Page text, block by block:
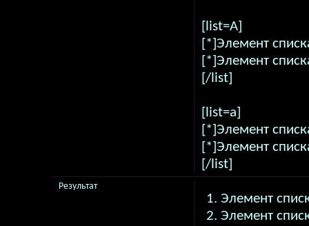
[list=A]
[*]Элемент
[*]Элемент
[/list]
[list=a]
[*]Элемент
[*]Элемент
[/list]
Элемент
Элемент
Результат